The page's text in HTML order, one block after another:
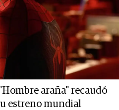
araña" recaudó
estreno mundial